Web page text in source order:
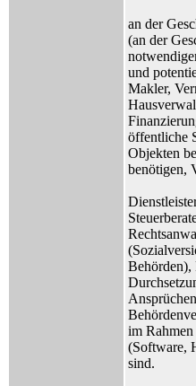
an der
(an der
und
Makler,
öffentliche
Objekten
benötigen,
Behörden),
im
(Software,
sind.